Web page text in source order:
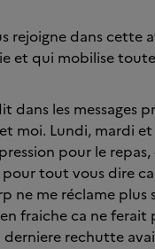
rejoigne dans cette
et qui mobilise
dans les messages
moi. Lundi, mardi
pour le
tout vous dire
ne me réclame plus
fraiche ca ne ferait
rechutte